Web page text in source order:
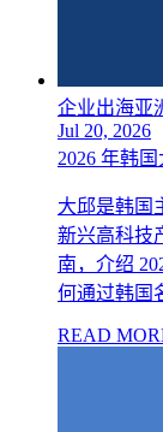
企业出海亚
Jul 20, 2026
2026 年韩
大邱是韩国
新兴高科技
南，介绍
何通过韩国
READ